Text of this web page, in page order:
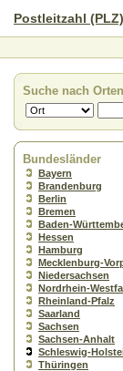
Postleitzahl
Suche nach
Bundesländer
Bayern
Brandenburg
Berlin
Bremen
Baden-
Hessen
Hamburg
Mecklenburg-
Niedersachsen
Nordrhein-
Rheinland-Pfalz
Saarland
Sachsen
Sachsen-Anhalt
Schleswig-
Thüringen